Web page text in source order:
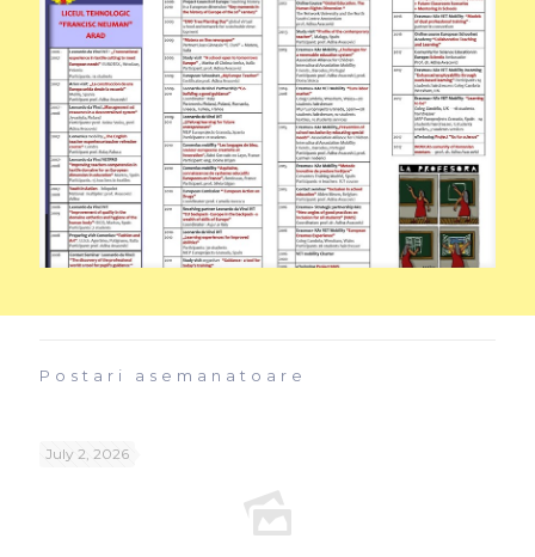
Postari asemanatoare
July 2, 2026